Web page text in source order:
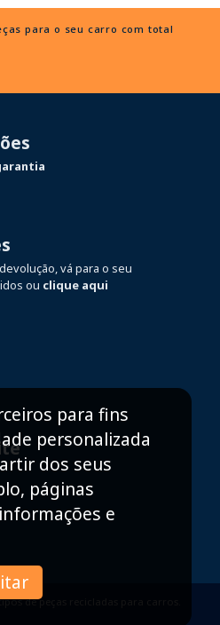
para o seu carro com total
vá para o seu
ou clique aqui
de peças recicladas para carros.
para fins
personalizada
dos seus
páginas
e